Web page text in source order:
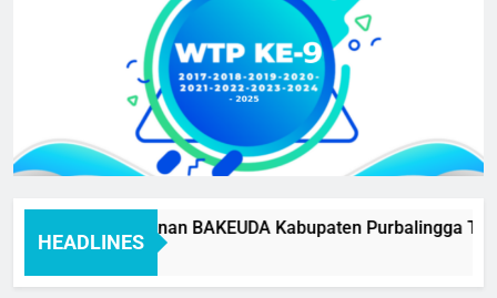
HEADLINES
Standar Pelayanan BAKEUDA Kabupaten Purbalingga
1 Month Ago